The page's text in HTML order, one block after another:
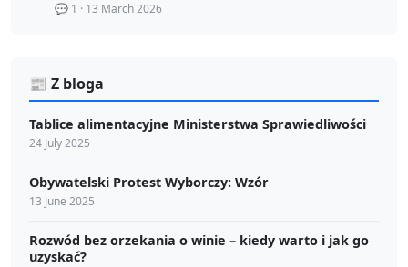
💬 1 · 13 March 2026
📰 Z bloga
Tablice alimentacyjne Ministerstwa Sprawiedliwości
24 July 2025
Obywatelski Protest Wyborczy: Wzór
13 June 2025
Rozwód bez orzekania o winie – kiedy warto i jak go
uzyskać?